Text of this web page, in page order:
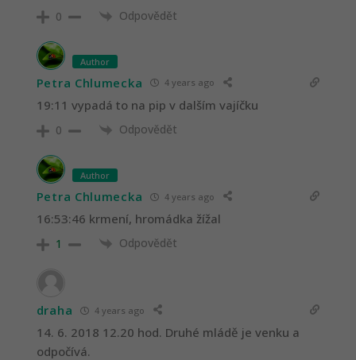
0 Odpovědět
Author
Petra Chlumecka 4 years ago
19:11 vypadá to na pip v dalším vajíčku
0 Odpovědět
Author
Petra Chlumecka 4 years ago
16:53:46 krmení, hromádka žížal
1 Odpovědět
draha 4 years ago
14. 6. 2018 12.20 hod. Druhé mládě je venku a
odpočívá.